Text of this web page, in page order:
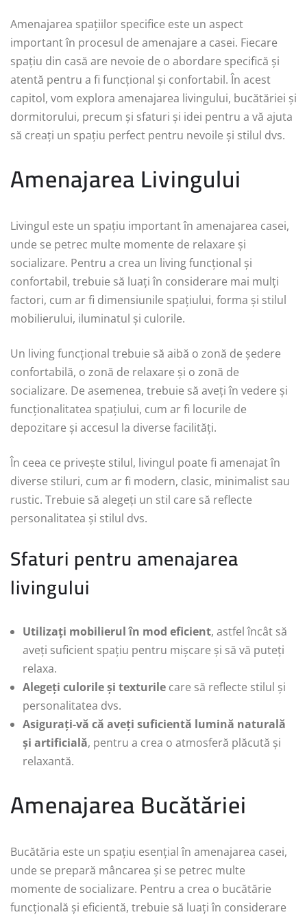
Amenajarea spațiilor specifice este un aspect
important în procesul de amenajare a casei. Fiecare
spațiu din casă are nevoie de o abordare specifică și
atentă pentru a fi funcțional și confortabil. În acest
capitol, vom explora amenajarea livingului, bucătăriei și
dormitorului, precum și sfaturi și idei pentru a vă ajuta
să creați un spațiu perfect pentru nevoile și stilul dvs.
Amenajarea Livingului
Livingul este un spațiu important în amenajarea casei,
unde se petrec multe momente de relaxare și
socializare. Pentru a crea un living funcțional și
confortabil, trebuie să luați în considerare mai mulți
factori, cum ar fi dimensiunile spațiului, forma și stilul
mobilierului, iluminatul și culorile.
Un living funcțional trebuie să aibă o zonă de ședere
confortabilă, o zonă de relaxare și o zonă de
socializare. De asemenea, trebuie să aveți în vedere și
funcționalitatea spațiului, cum ar fi locurile de
depozitare și accesul la diverse facilități.
În ceea ce privește stilul, livingul poate fi amenajat în
diverse stiluri, cum ar fi modern, clasic, minimalist sau
rustic. Trebuie să alegeți un stil care să reflecte
personalitatea și stilul dvs.
Sfaturi pentru amenajarea
livingului
Utilizați mobilierul în mod eficient, astfel încât să
aveți suficient spațiu pentru mișcare și să vă puteți
relaxa.
Alegeți culorile și texturile care să reflecte stilul și
personalitatea dvs.
Asigurați-vă că aveți suficientă lumină naturală
și artificială, pentru a crea o atmosferă plăcută și
relaxantă.
Amenajarea Bucătăriei
Bucătăria este un spațiu esențial în amenajarea casei,
unde se prepară mâncarea și se petrec multe
momente de socializare. Pentru a crea o bucătărie
funcțională și eficientă, trebuie să luați în considerare